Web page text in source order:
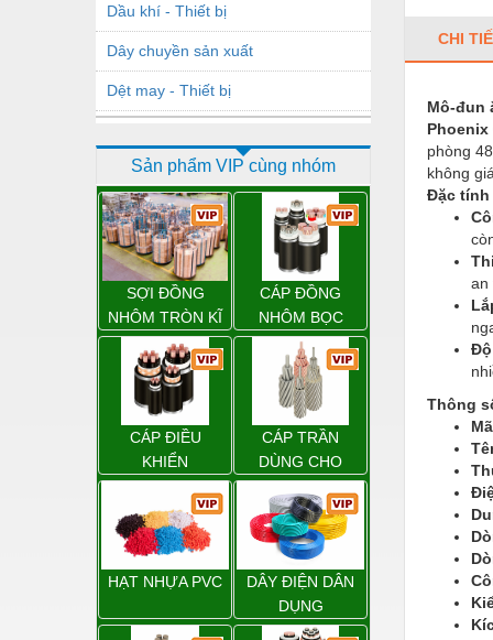
Dầu khí - Thiết bị
Dây chuyền sản xuất
Dệt may - Thiết bị
Dịch vụ - Thi công
Điện công nghiệp
Điện gia dụng
Điện Lạnh
Đóng tàu Thiết bị
Đúc chính xác Thiết bị
Dụng cụ cầm tay
Dụng cụ cắt gọt
Dụng cụ điện
Dụng cụ đo
Gỗ - Trang thiết bị
Sản phẩm VIP cùng nhóm
SỢI ĐỒNG
NHÔM TRÒN KĨ
THUẬT ĐIỆN
CÁP ĐỒNG
NHÔM BỌC
CÁP ĐIỀU
KHIỂN
CÁP TRẦN
DÙNG CHO
ĐƯỜNG DÂY
TẢI ĐIỆN TRÊN
KHÔNG
HẠT NHỰA PVC
DÂY ĐIỆN DÂN
DỤNG
CHI
Mô-đun
phòng
không
Đặc tính
an
Thông